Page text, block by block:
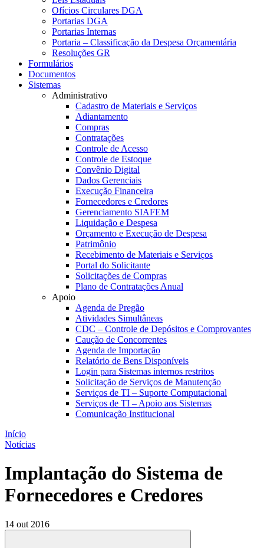
Ofícios Circulares DGA
Portarias DGA
Portarias Internas
Portaria – Classificação da Despesa Orçamentária
Resoluções GR
Formulários
Documentos
Sistemas
Administrativo
Cadastro de Materiais e Serviços
Adiantamento
Compras
Contratações
Controle de Acesso
Controle de Estoque
Convênio Digital
Dados Gerenciais
Execução Financeira
Fornecedores e Credores
Gerenciamento SIAFEM
Liquidação e Despesa
Orçamento e Execução de Despesa
Patrimônio
Recebimento de Materiais e Serviços
Portal do Solicitante
Solicitações de Compras
Plano de Contratações Anual
Apoio
Agenda de Pregão
Atividades Simultâneas
CDC – Controle de Depósitos e Comprovantes
Caução de Concorrentes
Agenda de Importação
Relatório de Bens Disponíveis
Login para Sistemas internos restritos
Solicitação de Serviços de Manutenção
Serviços de TI – Suporte Computacional
Serviços de TI – Apoio aos Sistemas
Comunicação Institucional
Início
Notícias
Implantação do Sistema de
Fornecedores e Credores
14 out 2016